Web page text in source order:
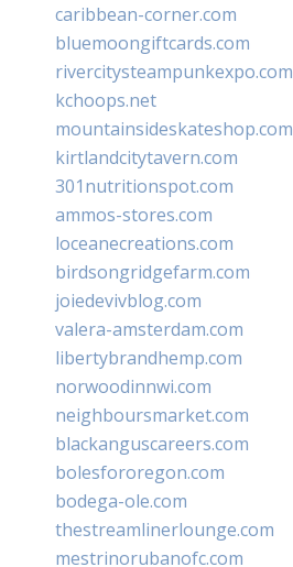
caribbean-corner.com
bluemoongiftcards.com
rivercitysteampunkexpo.com
kchoops.net
mountainsideskateshop.com
kirtlandcitytavern.com
301nutritionspot.com
ammos-stores.com
loceanecreations.com
birdsongridgefarm.com
joiedevivblog.com
valera-amsterdam.com
libertybrandhemp.com
norwoodinnwi.com
neighboursmarket.com
blackanguscareers.com
bolesfororegon.com
bodega-ole.com
thestreamlinerlounge.com
mestrinorubanofc.com